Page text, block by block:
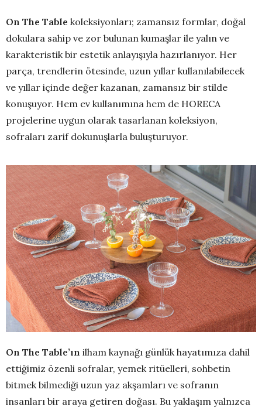
On The Table koleksiyonları; zamansız formlar, doğal
dokulara sahip ve zor bulunan kumaşlar ile yalın ve
karakteristik bir estetik anlayışıyla hazırlanıyor. Her
parça, trendlerin ötesinde, uzun yıllar kullanılabilecek
ve yıllar içinde değer kazanan, zamansız bir stilde
konuşuyor. Hem ev kullanımına hem de HORECA
projelerine uygun olarak tasarlanan koleksiyon,
sofraları zarif dokunuşlarla buluşturuyor.
On The Table’ın ilham kaynağı günlük hayatımıza dahil
ettiğimiz özenli sofralar, yemek ritüelleri, sohbetin
bitmek bilmediği uzun yaz akşamları ve sofranın
insanları bir araya getiren doğası. Bu yaklaşım yalnızca